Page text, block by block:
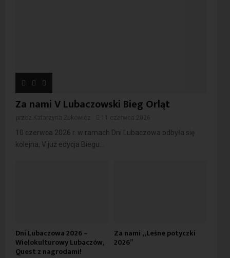
Za nami V Lubaczowski Bieg Orląt
10 czerwca 2026 r. w ramach Dni Lubaczowa odbyła się
kolejna, V już edycja Biegu...
Dni Lubaczowa 2026 –
Wielokulturowy Lubaczów,
Quest z nagrodami!
Za nami „Leśne potyczki
2026”